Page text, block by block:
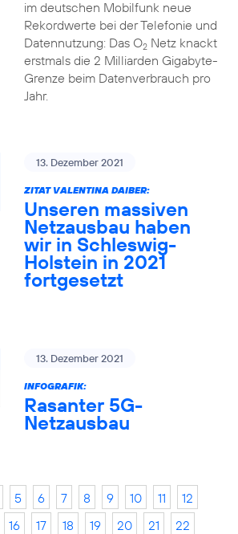
im deutschen Mobilfunk neue
Rekordwerte bei der Telefonie und
Datennutzung: Das O2Netz knackt
erstmals die 2 Milliarden Gigabyte-
Grenze beim Datenverbrauch pro
Jahr.
13. Dezember 2021
ZITAT VALENTINA DAIBER:
Unseren massiven
Netzausbau haben
wir in Schleswig-
Holstein in 2021
fortgesetzt
13. Dezember 2021
INFOGRAFIK:
Rasanter 5G-
Netzausbau
5 6 7 8 9 10 11
12
16 17 18 19 20 21
22